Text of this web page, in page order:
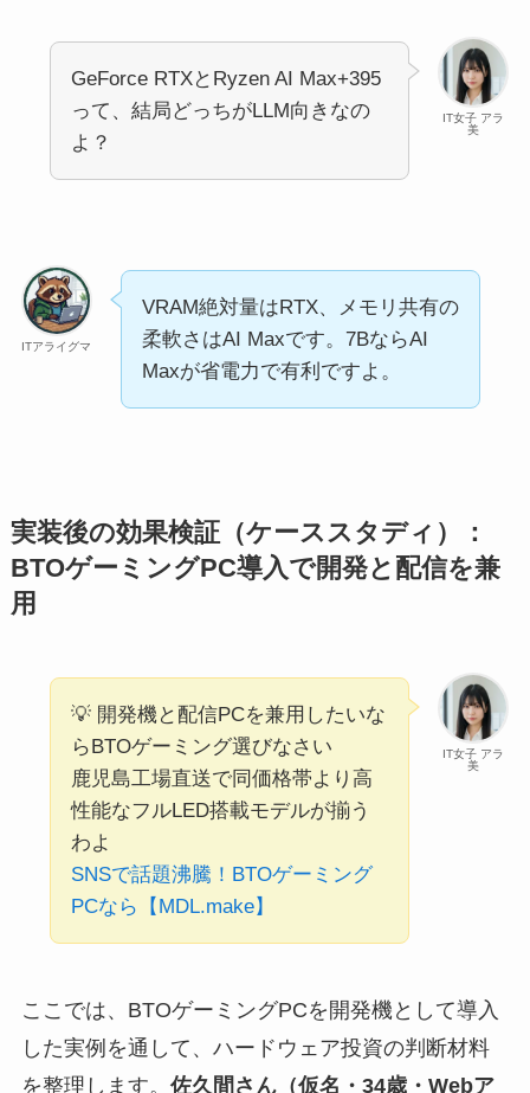
IT女子 アラ
美
GeForce RTXとRyzen AI Max+395
って、結局どっちがLLM向きなの
よ？
ITアライグマ
VRAM絶対量はRTX、メモリ共有の
柔軟さはAI Maxです。7BならAI
Maxが省電力で有利ですよ。
実装後の効果検証（ケーススタディ）：
BTOゲーミングPC導入で開発と配信を兼
用
IT女子 アラ
美
💡 開発機と配信PCを兼用したいな
らBTOゲーミング選びなさい
鹿児島工場直送で同価格帯より高
性能なフルLED搭載モデルが揃う
わよ
SNSで話題沸騰！BTOゲーミング
PCなら【MDL.make】
ここでは、BTOゲーミングPCを開発機として導入
した実例を通して、ハードウェア投資の判断材料
を整理します。 佐久間さん（仮名・34歳・Webア